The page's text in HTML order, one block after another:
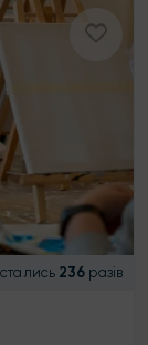
236 разів